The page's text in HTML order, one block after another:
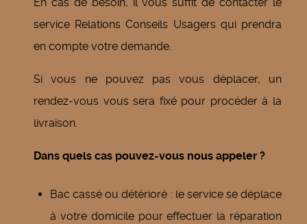
service Relations Conseils Usagers qui prendra
en compte votre demande.
Si vous ne pouvez pas vous déplacer, un
rendez-vous vous sera fixé pour procéder à la
livraison.
Dans quels cas pouvez-vous nous appeler ?
Bac cassé ou détérioré : le service se déplace
à votre domicile pour effectuer la réparation